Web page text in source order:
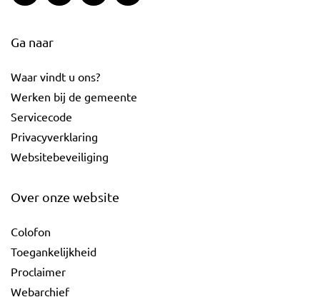
Ga naar
Waar vindt u ons?
Werken bij de gemeente
Servicecode
Privacyverklaring
Websitebeveiliging
Over onze website
Colofon
Toegankelijkheid
Proclaimer
Webarchief